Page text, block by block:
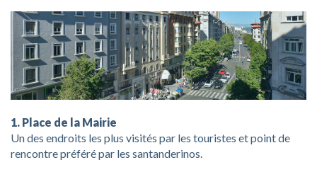
1. Place de la Mairie
Un des endroits les plus visités par les touristes et point de
rencontre préféré par les santanderinos.